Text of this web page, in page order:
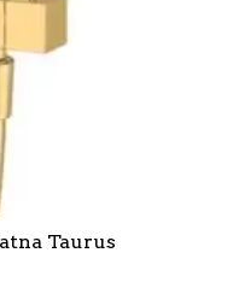
Taurus